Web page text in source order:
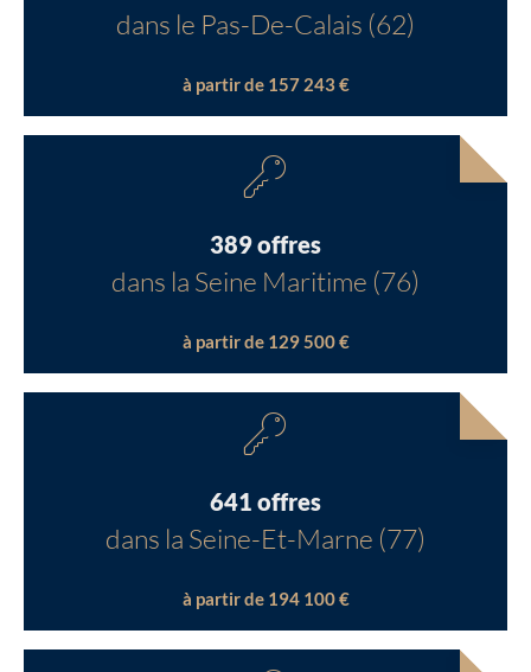
dans le Pas-De-Calais (62)
à partir de 157 243 €
389 offres
dans la Seine Maritime (76)
à partir de 129 500 €
641 offres
dans la Seine-Et-Marne (77)
à partir de 194 100 €